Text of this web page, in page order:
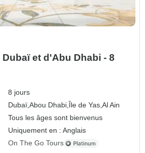
et d'Abu Dhabi - 8
8 jours
Dubaï,Abou Dhabi,Île de Yas,Al Ain
Tous les âges sont bienvenus
Uniquement en : Anglais
On The Go Tours